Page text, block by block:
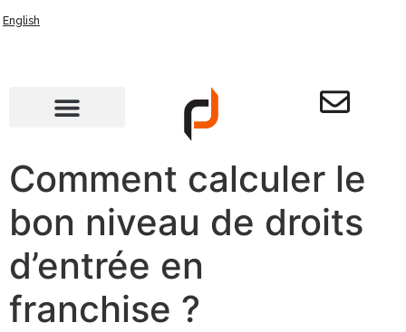
English
Comment calculer le
bon niveau de droits
d’entrée en
franchise ?